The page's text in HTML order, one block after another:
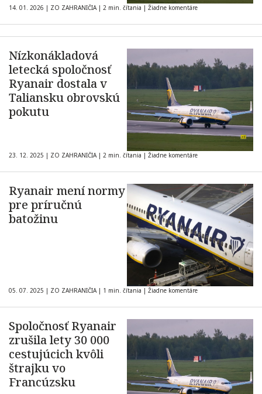
14. 01. 2026 | ZO ZAHRANIČIA | 2 min. čítania | Žiadne komentáre
Nízkonákladová
letecká spoločnosť
Ryanair dostala v
Taliansku obrovskú
pokutu
23. 12. 2025 | ZO ZAHRANIČIA | 2 min. čítania | Žiadne komentáre
Ryanair mení normy
pre príručnú
batožinu
05. 07. 2025 | ZO ZAHRANIČIA | 1 min. čítania | Žiadne komentáre
Spoločnosť Ryanair
zrušila lety 30 000
cestujúcich kvôli
štrajku vo
Francúzsku